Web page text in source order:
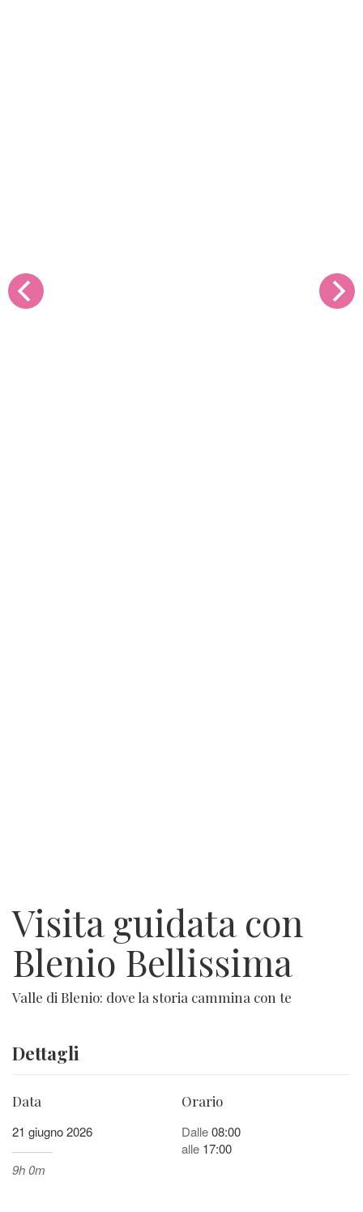
Visita guidata con
Blenio Bellissima
Valle di Blenio: dove la storia cammina con te
Dettagli
Data
21 giugno 2026
9h 0m
Orario
Dalle08:00
alle 17:00